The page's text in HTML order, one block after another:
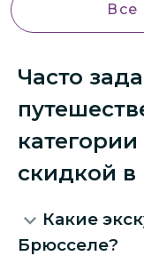
Все
Часто
скидкой в
Какие
Брюсселе?